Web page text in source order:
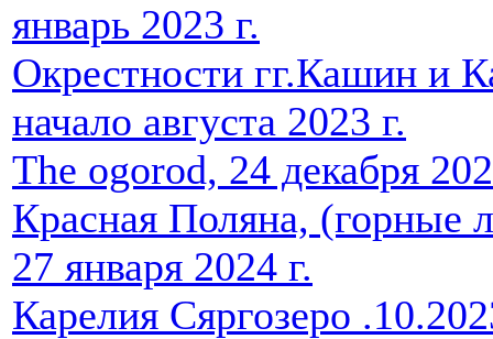
январь 2023 г.
Окрестности гг.Кашин и
начало августа 2023 г.
The ogorod, 24 декабря
Красная Поляна, (горные
27 января 2024 г.
Карелия Сяргозеро